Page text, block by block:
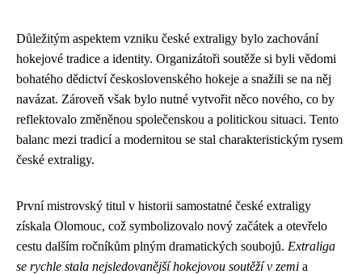
Důležitým aspektem vzniku české extraligy bylo zachování
hokejové tradice a identity. Organizátoři soutěže si byli vědomi
bohatého dědictví československého hokeje a snažili se na něj
navázat. Zároveň však bylo nutné vytvořit něco nového, co by
reflektovalo změněnou společenskou a politickou situaci. Tento
balanc mezi tradicí a modernitou se stal charakteristickým rysem
české extraligy.
První mistrovský titul v historii samostatné české extraligy
získala Olomouc, což symbolizovalo nový začátek a otevřelo
cestu dalším ročníkům plným dramatických soubojů. Extraliga
se rychle stala nejsledovanější hokejovou soutěží v zemi a